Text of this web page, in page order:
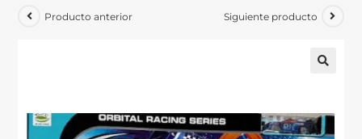
Producto anterior Siguiente producto